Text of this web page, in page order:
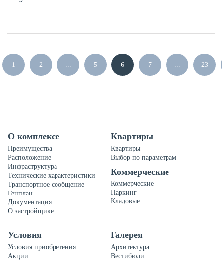
1 2 5 6 7 23
О комплексе
Преимущества
Расположение
Инфраструктура
Технические характеристики
Транспортное сообщение
Генплан
Документация
О застройщике
Квартиры
Квартиры
Выбор по параметрам
Коммерческие
Коммерческие
Паркинг
Кладовые
Условия
Условия приобретения
Акции
Галерея
Архитектура
Вестибюли